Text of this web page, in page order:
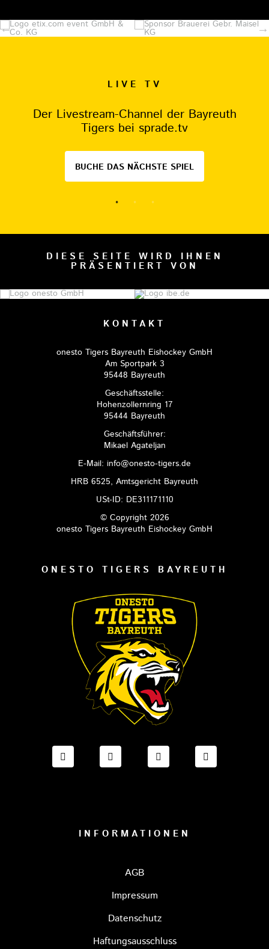
LIVE TV
Der Livestream-Channel der Bayreuth
Tigers bei sprade.tv
BUCHE DAS NÄCHSTE SPIEL
DIESE SEITE WIRD IHNEN
PRÄSENTIERT VON
KONTAKT
onesto Tigers Bayreuth Eishockey GmbH
Am Sportpark 3
95448 Bayreuth
Geschäftsstelle:
Hohenzollernring 17
95444 Bayreuth
Geschäftsführer:
Mikael Agateljan
E-Mail: info@onesto-tigers.de
HRB 6525, Amtsgericht Bayreuth
USt-ID: DE311171110
© Copyright 2026
onesto Tigers Bayreuth Eishockey GmbH
ONESTO TIGERS BAYREUTH
FACEBOOK ONESTO TIGERS BAYREUTH
INSTAGRAM ONESTO TIGERS
TIKTOK ONESTO
INFORMATIONEN
AGB
Impressum
Datenschutz
Haftungsausschluss